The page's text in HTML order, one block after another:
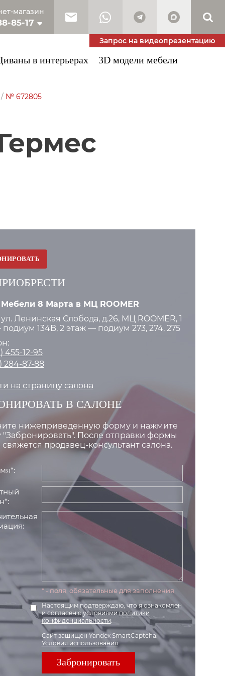
магазин
85-17
53-34
Запрос на видеопрезентацию
в интерьерах 3D модели мебели
/ № 672805
8 Марта в МЦ ROOMER
Ленинская Слобода, д.26, МЦ ROOMER, 1
134B, 2 этаж — подиум 273, 274, 275
455-12-95
284-87-88
на страницу салона
В САЛОНЕ
нижеприведенную форму и нажмите
"Забронировать". После отправки формы
продавец-консультант салона.
* - поля, обязательные для заполнения
Настоящим подтверждаю, что я ознакомлен
и согласен с условиямиполитики
конфиденциальности.
Сайт защищен Yandex SmartCaptcha.
Условия использования.